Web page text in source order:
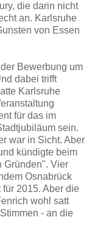
die darin nicht
an. Karlsruhe
von Essen
Bewerbung um
dabei trifft
Karlsruhe
für das im
sein.
war in Sicht. Aber
kündigte beim
Gründen". Vier
Osnabrück
2015. Aber die
wohl satt
- an die